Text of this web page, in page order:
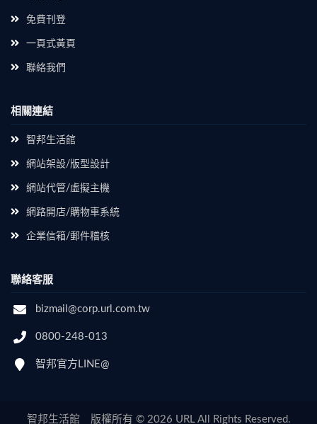
免費刊登
一頁式黃頁
聯絡我們
相關連結
智邦生活館
網站架設/版型設計
網站代管/虛擬主機
網路開店/購物車系統
企業信箱/郵件稽核
聯絡客服
bizmail@corp.url.com.tw
0800-248-013
智邦官方LINE@
智邦生活館 版權所有 © 2026 URL All Rights Reserved.